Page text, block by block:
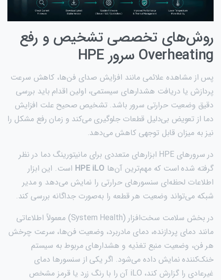
روش‌های تخصصی تشخیص و رفع
Overheating سرور HPE
پس از مشاهده علائمی مانند افزایش صدای فن‌ها، کاهش سرعت
پردازش یا دریافت هشدارهای سیستمی، اولین اقدام باید بررسی
دقیق وضعیت حرارتی سرور باشد. تشخیص صحیح علت افزایش
دما از تعویض بی‌دلیل قطعات جلوگیری می‌کند و زمان رفع مشکل را
نیز به میزان قابل توجهی کاهش می‌دهد.
در سرورهای HPE ابزارهای متعددی برای مانیتورینگ دما در نظر
گرفته شده است که مهم‌ترین آن‌ها HPE iLO است. این ابزار
اطلاعات لحظه‌ای سنسورهای حرارتی را نمایش می‌دهد و مدیر
شبکه می‌تواند وضعیت هر قطعه را به‌صورت جداگانه بررسی کند.
در بخش سلامت سخت‌افزار (System Health) معمولاً اطلاعاتی
مانند دمای پردازنده، دمای مادربرد، وضعیت فن‌ها، سرعت چرخش
هر فن، وضعیت منبع تغذیه و هشدارهای مربوط به سیستم
خنک‌کننده نمایش داده می‌شود. اگر یکی از سنسورها دمای
غیرعادی را گزارش کند، iLO آن را با رنگ زرد یا قرمز مشخص